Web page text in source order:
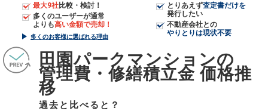
最大9社比較・検討！
多くのユーザーが通常
よりも高い金額で売却！
多くのお客様に選ばれる理由
とりあえず査定書だけを
発行したい
不動産会社との
やりとりは現状不要
田園パークマンションの
管理費・修繕積立金 価格推
移
過去と比べると？